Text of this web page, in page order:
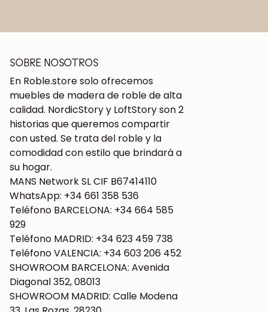
SOBRE NOSOTROS
En Roble.store solo ofrecemos
muebles de madera de roble de alta
calidad. NordicStory y LoftStory son 2
historias que queremos compartir
con usted. Se trata del roble y la
comodidad con estilo que brindará a
su hogar.
MANS Network SL CIF B67414110
WhatsApp: +34 661 358 536
Teléfono BARCELONA: +34 664 585
929
Teléfono MADRID: +34 623 459 738
Teléfono VALENCIA: +34 603 206 452
SHOWROOM BARCELONA: Avenida
Diagonal 352, 08013
SHOWROOM MADRID: Calle Modena